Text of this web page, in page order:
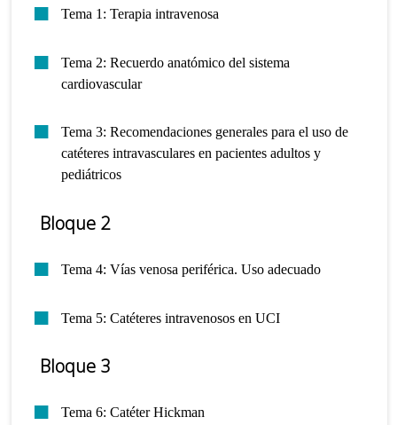
Tema 1: Terapia intravenosa
Tema 2: Recuerdo anatómico del sistema
cardiovascular
Tema 3: Recomendaciones generales para el uso de
catéteres intravasculares en pacientes adultos y
pediátricos
Bloque 2
Tema 4: Vías venosa periférica. Uso adecuado
Tema 5: Catéteres intravenosos en UCI
Bloque 3
Tema 6: Catéter Hickman